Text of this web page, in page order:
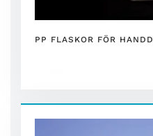
PP FLASKOR FÖR